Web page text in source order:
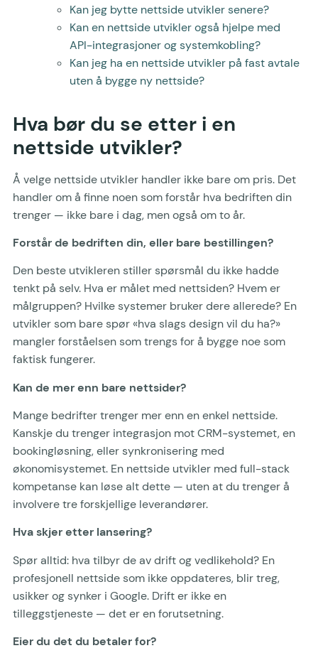
Kan jeg bytte nettside utvikler senere?
Kan en nettside utvikler også hjelpe med
API-integrasjoner og systemkobling?
Kan jeg ha en nettside utvikler på fast avtale
uten å bygge ny nettside?
Hva bør du se etter i en
nettside utvikler?
Å velge nettside utvikler handler ikke bare om pris. Det
handler om å finne noen som forstår hva bedriften din
trenger — ikke bare i dag, men også om to år.
Forstår de bedriften din, eller bare bestillingen?
Den beste utvikleren stiller spørsmål du ikke hadde
tenkt på selv. Hva er målet med nettsiden? Hvem er
målgruppen? Hvilke systemer bruker dere allerede? En
utvikler som bare spør «hva slags design vil du ha?»
mangler forståelsen som trengs for å bygge noe som
faktisk fungerer.
Kan de mer enn bare nettsider?
Mange bedrifter trenger mer enn en enkel nettside.
Kanskje du trenger integrasjon mot CRM-systemet, en
bookingløsning, eller synkronisering med
økonomisystemet. En nettside utvikler med full-stack
kompetanse kan løse alt dette — uten at du trenger å
involvere tre forskjellige leverandører.
Hva skjer etter lansering?
Spør alltid: hva tilbyr de av drift og vedlikehold? En
profesjonell nettside som ikke oppdateres, blir treg,
usikker og synker i Google. Drift er ikke en
tilleggstjeneste — det er en forutsetning.
Eier du det du betaler for?